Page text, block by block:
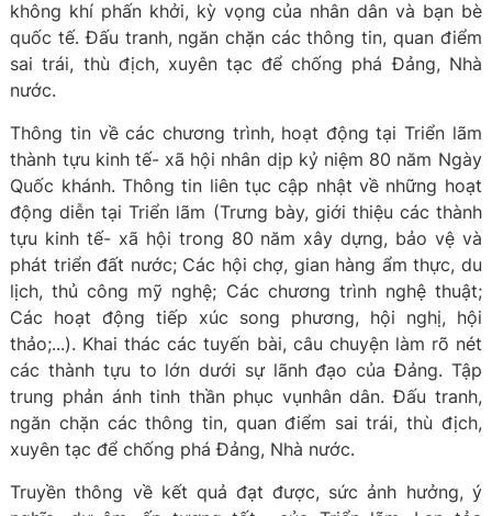
không khí phấn khởi, kỳ vọng của nhân dân và bạn bè
quốc tế. Đấu tranh, ngăn chặn các thông tin, quan điểm
sai trái, thù địch, xuyên tạc để chống phá Đảng, Nhà
nước.
Thông tin về các chương trình, hoạt động tại Triển lãm
thành tựu kinh tế- xã hội nhân dịp kỷ niệm 80 năm Ngày
Quốc khánh. Thông tin liên tục cập nhật về những hoạt
động diễn tại Triển lãm (Trưng bày, giới thiệu các thành
tựu kinh tế- xã hội trong 80 năm xây dựng, bảo vệ và
phát triển đất nước; Các hội chợ, gian hàng ẩm thực, du
lịch, thủ công mỹ nghệ; Các chương trình nghệ thuật;
Các hoạt động tiếp xúc song phương, hội nghị, hội
thảo;...). Khai thác các tuyến bài, câu chuyện làm rõ nét
các thành tựu to lớn dưới sự lãnh đạo của Đảng. Tập
trung phản ánh tinh thần phục vụnhân dân. Đấu tranh,
ngăn chặn các thông tin, quan điểm sai trái, thù địch,
xuyên tạc để chống phá Đảng, Nhà nước.
Truyền thông về kết quả đạt được, sức ảnh hưởng, ý